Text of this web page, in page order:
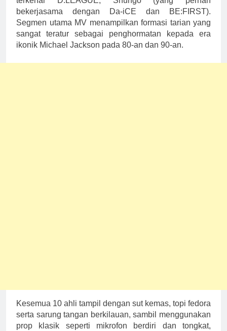
bekerjasama dengan Da-iCE dan BE:FIRST).
Segmen utama MV menampilkan formasi tarian yang
sangat teratur sebagai penghormatan kepada era
ikonik Michael Jackson pada 80-an dan 90-an.
Kesemua 10 ahli tampil dengan sut kemas, topi fedora
serta sarung tangan berkilauan, sambil menggunakan
prop klasik seperti mikrofon berdiri dan tongkat,